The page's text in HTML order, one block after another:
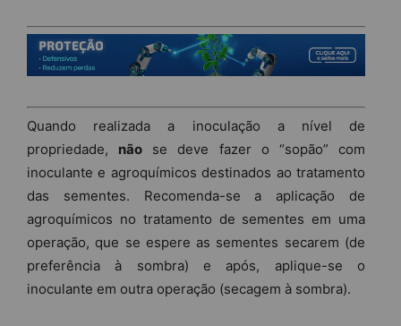
Quando realizada a inoculação a nível de
propriedade, não se deve fazer o “sopão” com
inoculante e agroquímicos destinados ao tratamento
das sementes. Recomenda-se a aplicação de
agroquímicos no tratamento de sementes em uma
operação, que se espere as sementes secarem (de
preferência à sombra) e após, aplique-se o
inoculante em outra operação (secagem à sombra).